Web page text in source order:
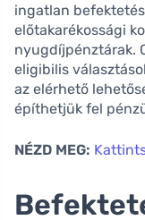
ingatlan
előtakarékossági
nyugdíjpénztárak.
eligibilis
az elérhető
építhetjük fel
NÉZD MEG: